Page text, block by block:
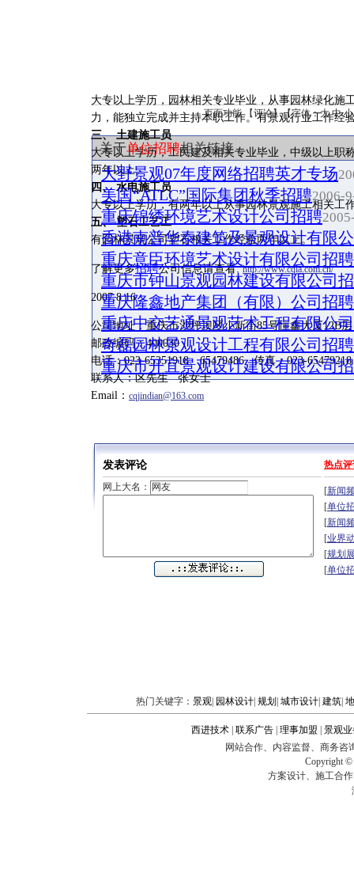
大专以上学历，园林相关专业毕业，从事园林绿化施
力，能独立完成并主持本职工作。有景观行业工作经
三、 土建施工员
大专以上学历，工民建及相关专业毕业，中级以上职
两年以上。
四、 水电施工员
大专以上学历，有两年以上从事园林景观施工相关工
五、 塑石工艺工
有园林景观公司塑石相关工作经验两年以上。
了解更多招聘公司信息请查看:http://www.cqla.com.cn/
2007.8.16
公司地址：重庆市沙坪坝区小新街85号恒鑫大厦12B层
邮政编码：400030
电话：023-65351918、65479486 传真：023-65479218
联系人：区先生 张女士
Email： cqjindian@163.com
页面功能 【评论】【字体：大 中 小
关于单位招聘相关链接
大野景观07年度网络招聘英才专场
美国“ATLC”国际集团秋季招聘2006-
重庆锦绣环境艺术设计公司招聘
香港南普华泰建筑及景观设计有限
重庆意臣环境艺术设计有限公司招聘
重庆市钟山景观园林建设有限公司
重庆隆鑫地产集团（有限）公司招聘
重庆中交艺通景观艺术工程有限公
奇磊园林景观设计工程有限公司招聘
重庆市开宜景观设计建设有限公司
发表评论
热点
网上大名：
[新闻
[单位
[新闻
[业界
[规划
[单位
热门关键字： 景观 园林设计 规划 城市设计 建筑
西进技术 联系广告 理事加盟
景观
网站合作、内容监督、商务咨
Copyright
方案设计、施工合